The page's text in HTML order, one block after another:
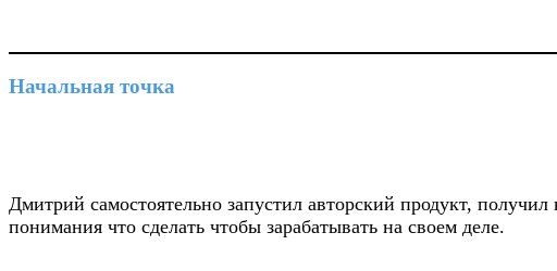
Начальная точка
Дмитрий самостоятельно запустил авторский продукт,
понимания что сделать чтобы зарабатывать на своем деле.